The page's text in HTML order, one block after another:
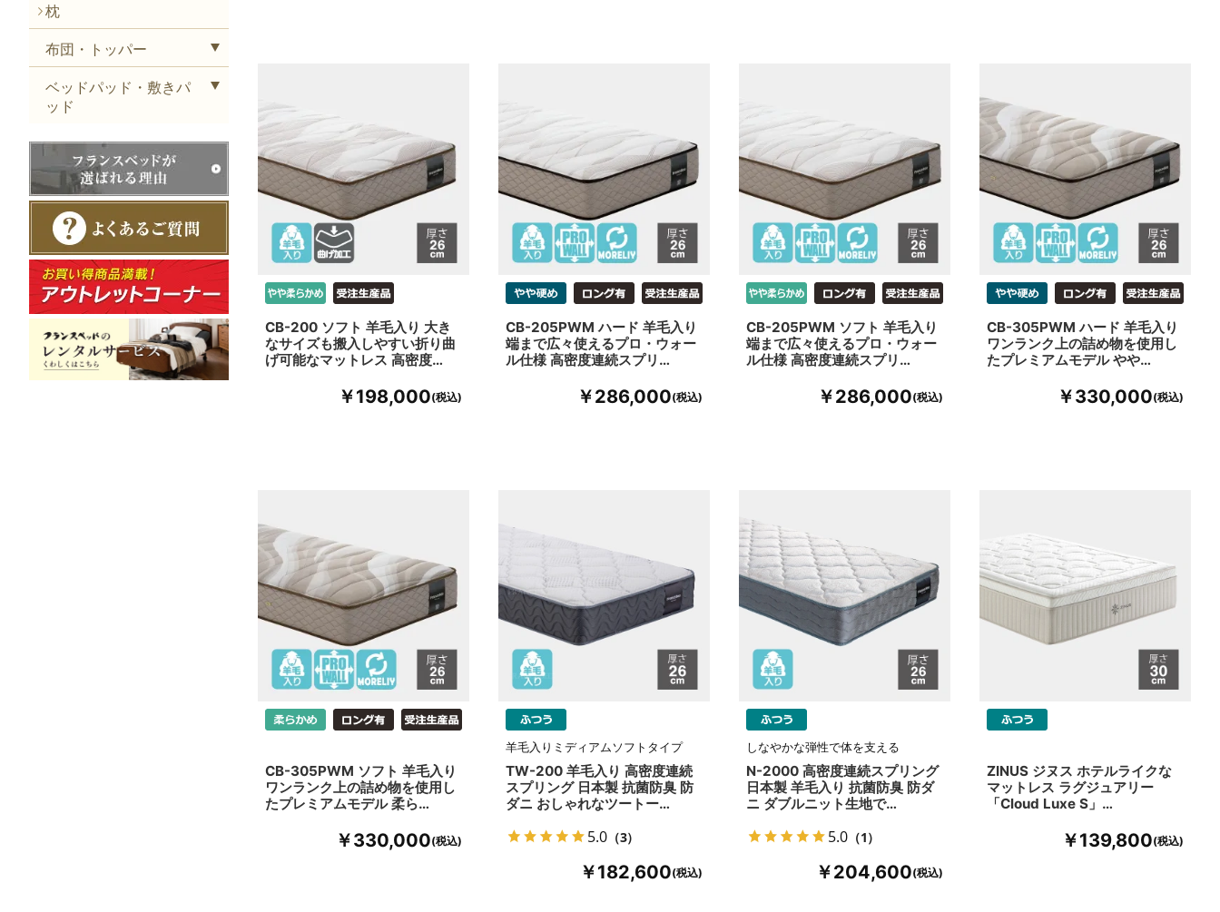
枕
布団・トッパー
ベッドパッド・敷きパ
ッド
CB-200 ソフト 羊毛入り 大き
なサイズも搬入しやすい折り曲
げ可能なマットレス 高密度…
￥198,000
CB-205PWM ハード 羊毛入り
端まで広々使えるプロ・ウォー
ル仕様 高密度連続スプリ…
￥286,000
CB-205PWM ソフト 羊毛入り
端まで広々使えるプロ・ウォー
ル仕様 高密度連続スプリ…
￥286,000
CB-305PWM ハード 羊毛入り
ワンランク上の詰め物を使用し
たプレミアムモデル やや…
￥330,000
CB-305PWM ソフト 羊毛入り
ワンランク上の詰め物を使用し
たプレミアムモデル 柔ら…
￥330,000
TW-200 羊毛入り 高密度連続
スプリング 日本製 抗菌防臭 防
ダニ おしゃれなツートー…
5.0（3）
羊毛入りミディアムソフトタイプ
￥182,600
N-2000 高密度連続スプリング
日本製 羊毛入り 抗菌防臭 防ダ
ニ ダブルニット生地で…
5.0（1）
しなやかな弾性で体を支える
￥204,600
ZINUS ジヌス ホテルライクな
マットレス ラグジュアリー
「Cloud Luxe S」…
￥139,800